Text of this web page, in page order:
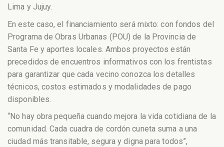
Lima y Jujuy.
En este caso, el financiamiento será mixto: con fondos del
Programa de Obras Urbanas (POU) de la Provincia de
Santa Fe y aportes locales. Ambos proyectos están
precedidos de encuentros informativos con los frentistas
para garantizar que cada vecino conozca los detalles
técnicos, costos estimados y modalidades de pago
disponibles.
“No hay obra pequeña cuando mejora la vida cotidiana de la
comunidad. Cada cuadra de cordón cuneta suma a una
ciudad más transitable, segura y digna para todos”,